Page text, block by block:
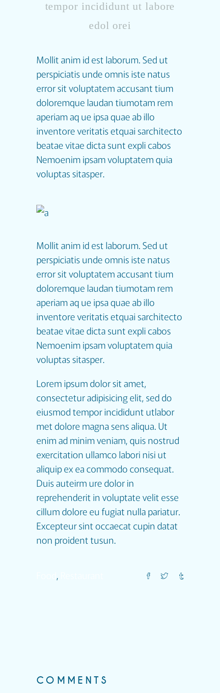
tempor incididunt ut labore
edol orei
Mollit anim id est laborum. Sed ut
perspiciatis unde omnis iste natus
error sit voluptatem accusant tium
doloremque laudan tiumotam rem
aperiam aq ue ipsa quae ab illo
inventore veritatis etquai sarchitecto
beatae vitae dicta sunt expli cabos
Nemoenim ipsam voluptatem quia
voluptas sitasper.
Mollit anim id est laborum. Sed ut
perspiciatis unde omnis iste natus
error sit voluptatem accusant tium
doloremque laudan tiumotam rem
aperiam aq ue ipsa quae ab illo
inventore veritatis etquai sarchitecto
beatae vitae dicta sunt expli cabos
Nemoenim ipsam voluptatem quia
voluptas sitasper.
Lorem ipsum dolor sit amet,
consectetur adipisicing elit, sed do
eiusmod tempor incididunt utlabor
met dolore magna sens aliqua. Ut
enim ad minim veniam, quis nostrud
exercitation ullamco labori nisi ut
aliquip ex ea commodo consequat.
Duis auteirm ure dolor in
reprehenderit in voluptate velit esse
cillum dolore eu fugiat nulla pariatur.
Excepteur sint occaecat cupin datat
non proident tusun.
,
COMMENTS